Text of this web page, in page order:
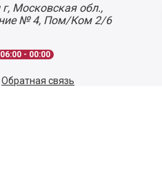
Московская обл.,
№ 4, Пом/Ком 2/6
06:00 - 00:00
Обратная связь